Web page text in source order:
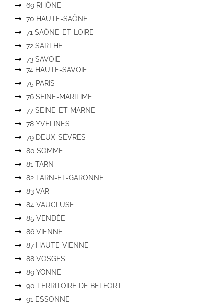
69 RHÔNE
70 HAUTE-SAÔNE
71 SAÔNE-ET-LOIRE
72 SARTHE
73 SAVOIE
74 HAUTE-SAVOIE
75 PARIS
76 SEINE-MARITIME
77 SEINE-ET-MARNE
78 YVELINES
79 DEUX-SÈVRES
80 SOMME
81 TARN
82 TARN-ET-GARONNE
83 VAR
84 VAUCLUSE
85 VENDÉE
86 VIENNE
87 HAUTE-VIENNE
88 VOSGES
89 YONNE
90 TERRITOIRE DE BELFORT
91 ESSONNE